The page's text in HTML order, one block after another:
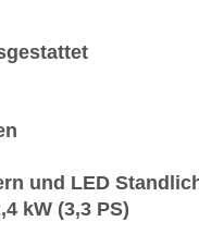
und LED
kW (3,3 PS)